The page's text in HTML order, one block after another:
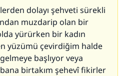
dolayı şehveti sürekli
muzdarip olan bir
yürürken bir kadın
yüzümü çevirdiğim halde
başlıyor veya
birtakım şehevî fikirler